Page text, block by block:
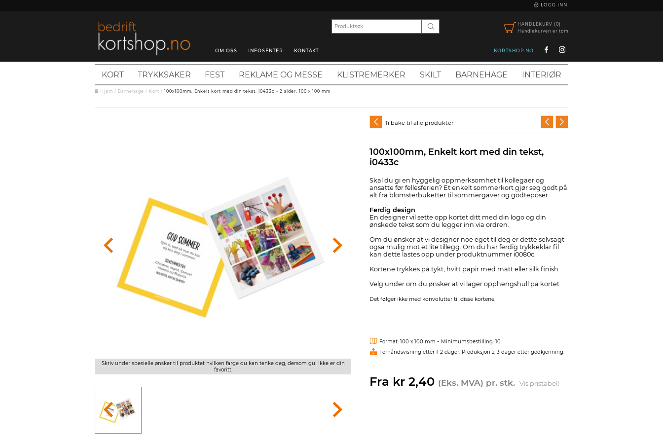
LOGG INN
HANDLEKURV (0)
Handlekurven er tom
OM OSS INFOSENTER KONTAKT KORTSHOP.NO
KORT TRYKKSAKER FEST REKLAME OG MESSE KLISTREMERKER SKILT BARNEHAGE INTERIØR
Hjem / Barnehage / Kort / 100x100mm, Enkelt kort med din tekst, i0433c - 2 sider, 100 x 100 mm
Skriv under spesielle ønsker til produktet hvilken farge du kan tenke deg, dersom gul ikke er din
favoritt.
Tilbake til alle produkter
100x100mm, Enkelt kort med din tekst,
i0433c
Skal du gi en hyggelig oppmerksomhet til kollegaer og
ansatte før fellesferien? Et enkelt sommerkort gjør seg godt på
alt fra blomsterbuketter til sommergaver og godteposer.
Ferdig design
En designer vil sette opp kortet ditt med din logo og din
ønskede tekst som du legger inn via ordren.
Om du ønsker at vi designer noe eget til deg er dette selvsagt
også mulig mot et lite tillegg. Om du har ferdig trykkeklar fil
kan dette lastes opp under produktnummer i0080c.
Kortene trykkes på tykt, hvitt papir med matt eller silk finish.
Velg under om du ønsker at vi lager opphengshull på kortet.
Det følger ikke med konvolutter til disse kortene.
Format: 100 x 100 mm - Minimumsbestilling: 10
Forhåndsvisning etter 1-2 dager. Produksjon 2-3 dager etter godkjenning.
Fra kr 2,40 (Eks. MVA) pr. stk. Vis pristabell